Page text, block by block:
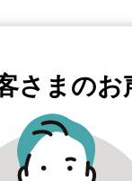
さまのお